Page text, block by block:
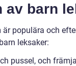
av barn
populära och
leksaker:
pussel, och